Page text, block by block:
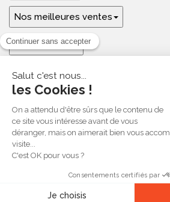
Nos meilleures ventes
Guides & aide
Ressources & inspirations
© 2026 Magic4media